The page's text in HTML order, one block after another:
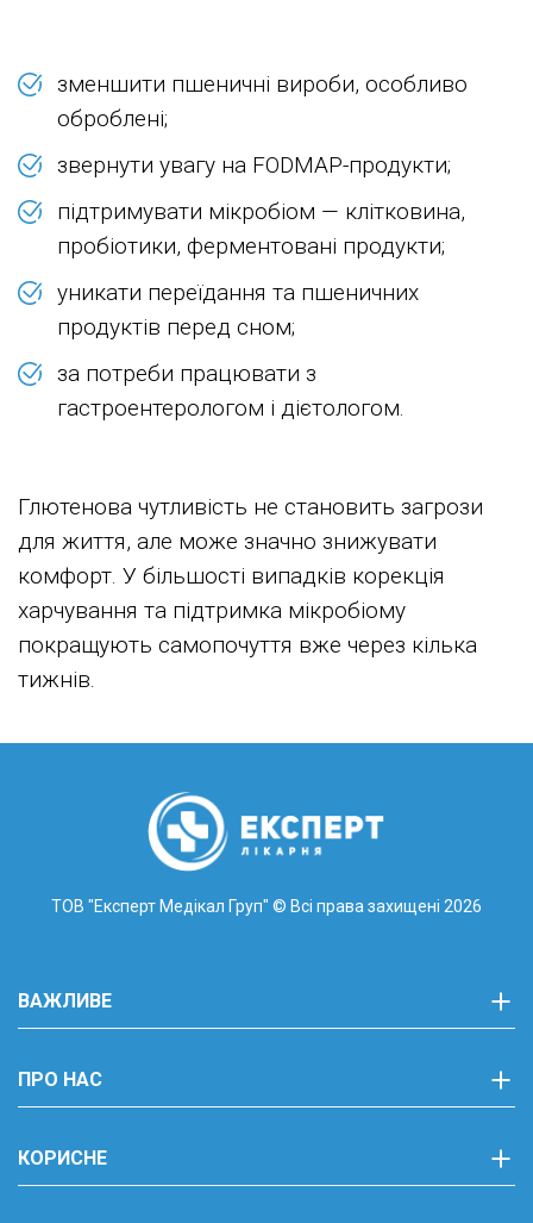
зменшити пшеничні вироби, особливо
оброблені;
звернути увагу на FODMAP-продукти;
підтримувати мікробіом — клітковина,
пробіотики, ферментовані продукти;
уникати переїдання та пшеничних
продуктів перед сном;
за потреби працювати з
гастроентерологом і дієтологом.
Глютенова чутливість не становить загрози
для життя, але може значно знижувати
комфорт. У більшості випадків корекція
харчування та підтримка мікробіому
покращують самопочуття вже через кілька
тижнів.
ТОВ "Експерт Медікал Груп" © Всі права захищені 2026
ВАЖЛИВЕ
ПРО НАС
КОРИСНЕ